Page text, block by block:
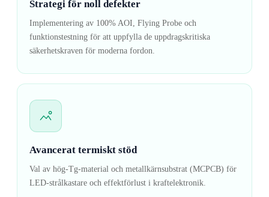
Strategi för noll defekter
Implementering av 100% AOI, Flying Probe och
funktionstestning för att uppfylla de uppdragskritiska
säkerhetskraven för moderna fordon.
Avancerat termiskt stöd
Val av hög-Tg-material och metallkärnsubstrat (MCPCB) för
LED-strålkastare och effektförlust i kraftelektronik.